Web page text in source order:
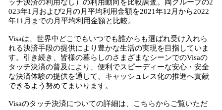
ッチ決済の利用なし）の利用動向を比較調査。両グループの2
023年1月および2月の月平均利用金額を2021年12月から2022
年11月までの月平均利用金額と比較。
Visaは、世界中どこでもいつでも誰からも選ばれ受け入れら
れる決済手段の提供により豊かな生活の実現を目指していま
す。引き続き、皆様の暮らしのさまざまなシーンでのVisaの
タッチ決済の普及により、便利でスピーディーな安心・安全
な決済体験の提供を通して、キャッシュレス化の推進へ貢献
できるよう努めてまいります。
Visaのタッチ決済についての詳細は、こちらからご覧いただ